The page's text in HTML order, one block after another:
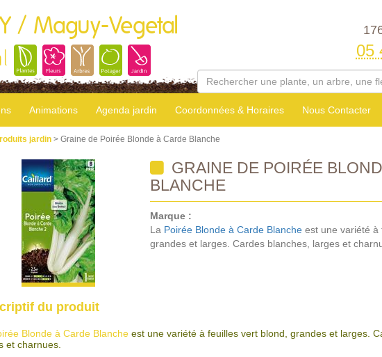
/ Maguy-Vegetal
05
Animations Agenda jardin Coordonnées & Horaires Nous Contacter
jardin > Graine de Poirée Blonde à Carde Blanche
GRAINE DE POIRÉE
BLANCHE
Marque :
La Poirée Blonde à Carde Blanche est une variété à
grandes et larges. Cardes blanches, larges et
du produit
Blonde à Carde Blanche est une variété à feuilles vert blond, grandes et larges.
et charnues.